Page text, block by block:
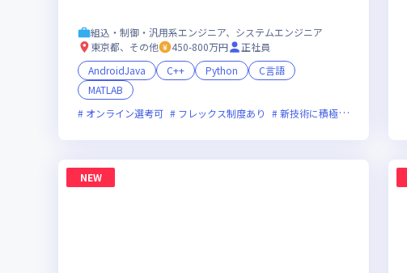
組込・制御・汎用系エンジニア、システムエンジニア
東京都、その他
450-800万円
正社員
AndroidJava
C++ Python
C言語
MATLAB
オンライン選考可
フレックス制度あり 新技術に積極的
NEW